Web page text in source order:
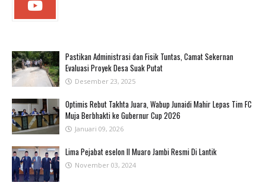
Pastikan Administrasi dan Fisik Tuntas, Camat Sekernan
Evaluasi Proyek Desa Suak Putat
Desember 23, 2025
Optimis Rebut Takhta Juara, Wabup Junaidi Mahir Lepas Tim FC
Muja Berbhakti ke Gubernur Cup 2026
Januari 09, 2026
Lima Pejabat eselon II Muaro Jambi Resmi Di Lantik
November 03, 2024